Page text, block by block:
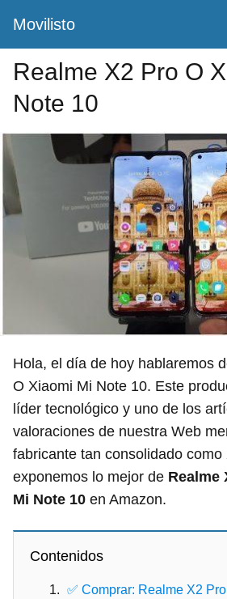
Movilisto
Realme X2 Pro O
Note 10
Hola, el día de hoy hablaremos
O Xiaomi Mi Note 10. Este
líder tecnológico y uno de los
valoraciones de nuestra Web
fabricante tan consolidado como
exponemos lo mejor de Realme
Mi Note 10 en Amazon.
Contenidos
✅ Comprar: Realme X2